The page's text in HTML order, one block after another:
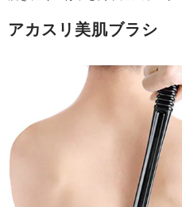
アカスリ美肌ブラシ